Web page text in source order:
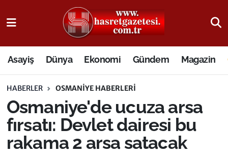
Asayiş Dünya Ekonomi Gündem Magazin
HABERLER OSMANIYE HABERLERI
Osmaniye'de ucuza arsa
fırsatı: Devlet dairesi bu
rakama 2 arsa satacak
Osmaniye Nöbetçi Eczaneler
Osmaniye Hava Durumu
Osmaniye Trafik Yoğunluk Haritası
Süper Lig Puan Durumu ve Fikstür
Tüm Manşetler